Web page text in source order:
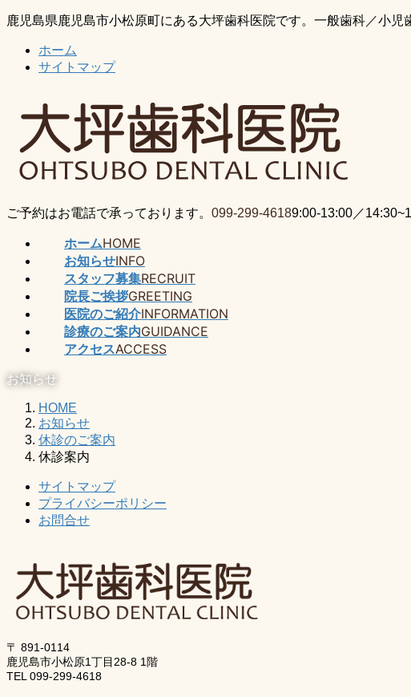
コ
ナ
鹿児島県鹿児島市小松原町にある大坪歯科医院です。一般歯科／小児
ホーム
サイトマップ
ご予約はお電話で承っております。 099-299-46189:00-13:00／
ホームHOME
お知らせINFO
スタッフ募集RECRUIT
院長ご挨拶GREETING
医院のご紹介INFORMATION
診療のご案内GUIDANCE
アクセスACCESS
お知らせ
HOME
お知らせ
休診のご案内
休診案内
サイトマップ
プライバシーポリシー
お問合せ
〒 891-0114
鹿児島市小松原1丁目28-8 1階
TEL 099-299-4618